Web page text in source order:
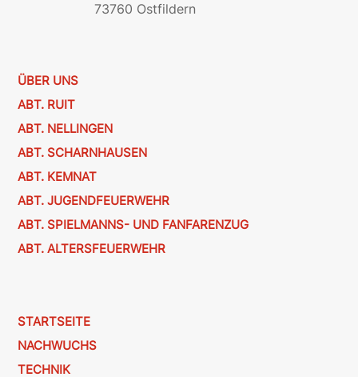
73760 Ostfildern
ÜBER UNS
ABT. RUIT
ABT. NELLINGEN
ABT. SCHARNHAUSEN
ABT. KEMNAT
ABT. JUGENDFEUERWEHR
ABT. SPIELMANNS- UND FANFARENZUG
ABT. ALTERSFEUERWEHR
STARTSEITE
NACHWUCHS
TECHNIK